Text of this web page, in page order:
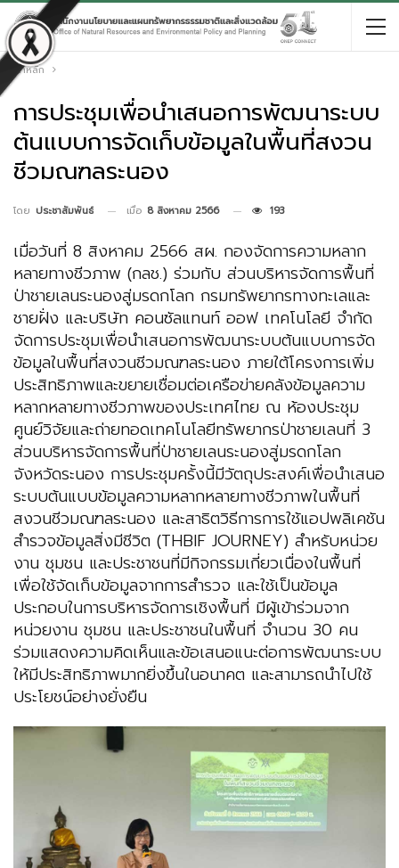
หน้าหลัก
การประชุมเพื่อนำเสนอการพัฒนาระบบ
ต้นแบบการจัดเก็บข้อมูลในพื้นที่สงวน
ชีวมณฑลระนอง
โดย ประชาสัมพันธ์ เมื่อ 8 สิงหาคม 2566 193
เมื่อวันที่ 8 สิงหาคม 2566 สผ. กองจัดการความหลาก
หลายทางชีวภาพ (กลช.) ร่วมกับ ส่วนบริหารจัดการพื้นที่
ป่าชายเลนระนองสู่มรดกโลก กรมทรัพยากรทางทะเลและ
ชายฝั่ง และบริษัท คอนซัลแทนท์ ออฟ เทคโนโลยี จำกัด
จัดการประชุมเพื่อนำเสนอการพัฒนาระบบต้นแบบการจัด
ข้อมูลในพื้นที่สงวนชีวมณฑลระนอง ภายใต้โครงการเพิ่ม
ประสิทธิภาพและขยายเชื่อมต่อเครือข่ายคลังข้อมูลความ
หลากหลายทางชีวภาพของประเทศไทย ณ ห้องประชุม
ศูนย์วิจัยและถ่ายทอดเทคโนโลยีทรัพยากรป่าชายเลนที่ 3
ส่วนบริหารจัดการพื้นที่ป่าชายเลนระนองสู่มรดกโลก
จังหวัดระนอง การประชุมครั้งนี้มีวัตถุประสงค์เพื่อนำเสนอ
ระบบต้นแบบข้อมูลความหลากหลายทางชีวภาพในพื้นที่
สงวนชีวมณฑลระนอง และสาธิตวิธีการการใช้แอปพลิเคชัน
สำรวจข้อมูลสิ่งมีชีวิต (THBIF JOURNEY) สำหรับหน่วย
งาน ชุมชน และประชาชนที่มีกิจกรรมเกี่ยวเนื่องในพื้นที่
เพื่อใช้จัดเก็บข้อมูลจากการสำรวจ และใช้เป็นข้อมูล
ประกอบในการบริหารจัดการเชิงพื้นที่ มีผู้เข้าร่วมจาก
หน่วยงาน ชุมชน และประชาชนในพื้นที่ จำนวน 30 คน
ร่วมแสดงความคิดเห็นและข้อเสนอแนะต่อการพัฒนาระบบ
ให้มีประสิทธิภาพมากยิ่งขึ้นในอนาคต และสามารถนำไปใช้
ประโยชน์อย่างยั่งยืน